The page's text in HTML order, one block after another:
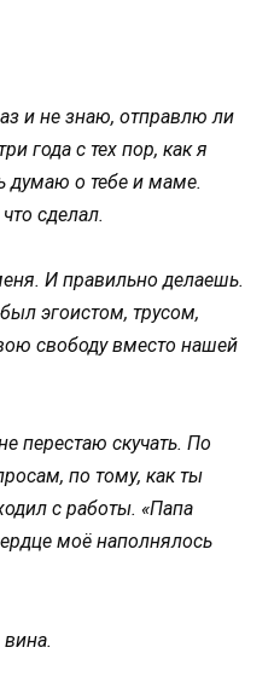
и не знаю, отправлю ли
года с тех пор, как я
думаю о тебе и маме.
сделал.
И правильно делаешь.
эгоистом, трусом,
свободу вместо нашей
перестаю скучать. По
по тому, как ты
с работы. «Папа
моё наполнялось